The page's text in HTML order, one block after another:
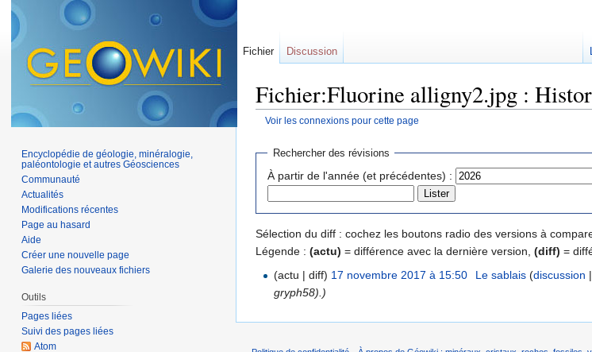
Fichier:Fluorine alligny2.jpg :
Voir les connexions pour cette page
Rechercher des révisions
À partir de l'année (et précédentes) :
Sélection du diff : cochez les boutons radio des versions à
Légende : (actu) = différence avec la dernière version, (diff) =
(actu | diff) 17 novembre 2017 à 15:50 Le sablais (discussion |
gryph58).)
Fichier Discussion
Encyclopédie de géologie, minéralogie,
paléontologie et autres Géosciences
Communauté
Actualités
Modifications récentes
Page au hasard
Aide
Créer une nouvelle page
Galerie des nouveaux fichiers
Outils
Pages liées
Suivi des pages liées
Atom